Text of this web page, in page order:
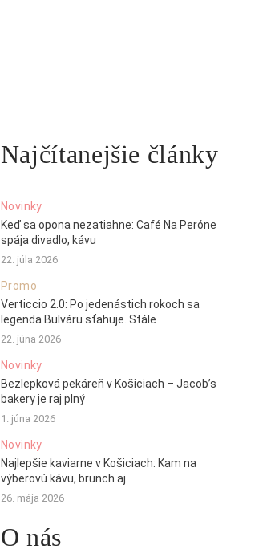
Najčítanejšie články
Novinky
Keď sa opona nezatiahne: Café Na Peróne
spája divadlo, kávu
22. júla 2026
Promo
Verticcio 2.0: Po jedenástich rokoch sa
legenda Bulváru sťahuje. Stále
22. júna 2026
Novinky
Bezlepková pekáreň v Košiciach – Jacob’s
bakery je raj plný
1. júna 2026
Novinky
Najlepšie kaviarne v Košiciach: Kam na
výberovú kávu, brunch aj
26. mája 2026
O nás